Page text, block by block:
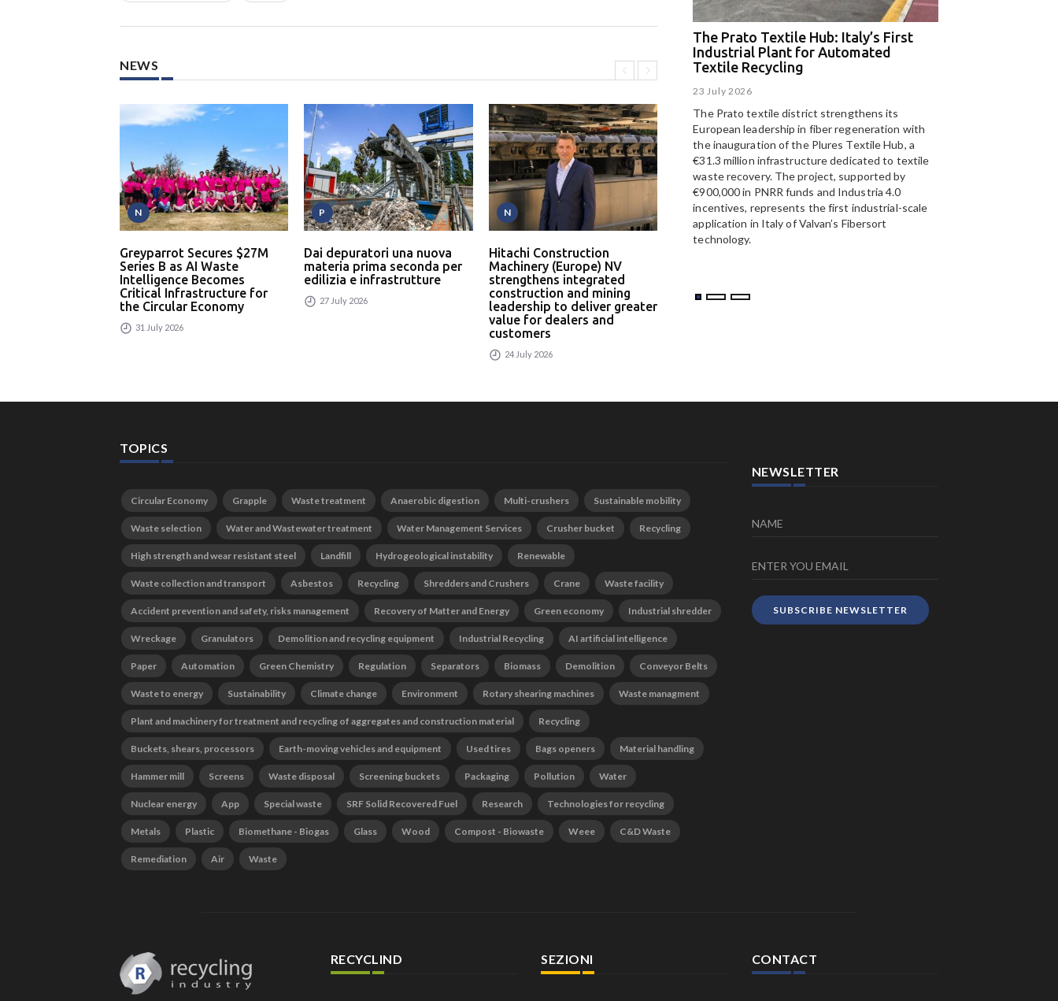
NEWS
N
Greyparrot Secures $27M
Series B as AI Waste
Intelligence Becomes
Critical Infrastructure for
the Circular Economy
31 July 2026
P
Dai depuratori una nuova
materia prima seconda per
edilizia e infrastrutture
27 July 2026
N
Hitachi Construction
Machinery (Europe) NV
strengthens integrated
construction and mining
leadership to deliver greater
value for dealers and
customers
24 July 2026
P
riciclo della carta
The Prato Textile Hub: Italy’s First
Industrial Plant for Automated
Textile Recycling
23 July 2026
The Prato textile district strengthens its
European leadership in fiber regeneration with
the inauguration of the Plures Textile Hub, a
€31.3 million infrastructure dedicated to textile
waste recovery. The project, supported by
€900,000 in PNRR funds and Industria 4.0
incentives, represents the first industrial-scale
application in Italy of Valvan’s Fibersort
technology.
TOPICS
Circular Economy Grapple Waste treatment Anaerobic digestion Multi-crushers Sustainable mobility
Waste selection Water and Wastewater treatment Water Management Services Crusher bucket Recycling
High strength and wear resistant steel Landfill Hydrogeological instability Renewable
Waste collection and transport Asbestos Recycling Shredders and Crushers Crane Waste facility
Accident prevention and safety, risks management Recovery of Matter and Energy Green economy Industrial shredder
Wreckage Granulators Demolition and recycling equipment Industrial Recycling AI artificial intelligence
Paper Automation Green Chemistry Regulation Separators Biomass Demolition Conveyor Belts
Waste to energy Sustainability Climate change Environment Rotary shearing machines Waste managment
Plant and machinery for treatment and recycling of aggregates and construction material Recycling
Buckets, shears, processors Earth-moving vehicles and equipment Used tires Bags openers Material handling
Hammer mill Screens Waste disposal Screening buckets Packaging Pollution Water
Nuclear energy App Special waste SRF Solid Recovered Fuel Research Technologies for recycling
Metals Plastic Biomethane - Biogas Glass Wood Compost - Biowaste Weee C&D Waste
Remediation Air Waste
NEWSLETTER
SUBSCRIBE NEWSLETTER
RECYCLIND SEZIONI CONTACT